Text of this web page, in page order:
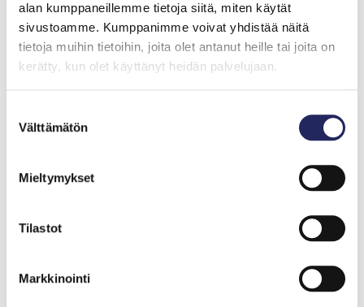
alan kumppaneillemme tietoja siitä, miten käytät
sivustoamme. Kumppanimme voivat yhdistää näitä
tietoja muihin tietoihin, joita olet antanut heille tai joita on
kerätty, kun olet käyttänyt heidän palvelujaan.
valinta
Välttämätön
Mieltymykset
Tilastot
Markkinointi
Mikko Kuustonen ja Annamari Arrakoski-Engardt.
Kaikki Minun Itämereni -podcastit
Lue seuraavaksi